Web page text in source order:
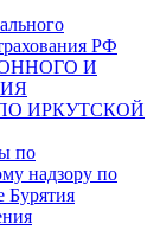
РФ
И
ИРКУТСКОЙ
по
надзору по
Бурятия